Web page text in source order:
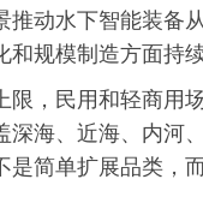
推动水下智能装备
规模制造方面持续
限，民用和轻商用
深海、近海、内河
是简单扩展品类，